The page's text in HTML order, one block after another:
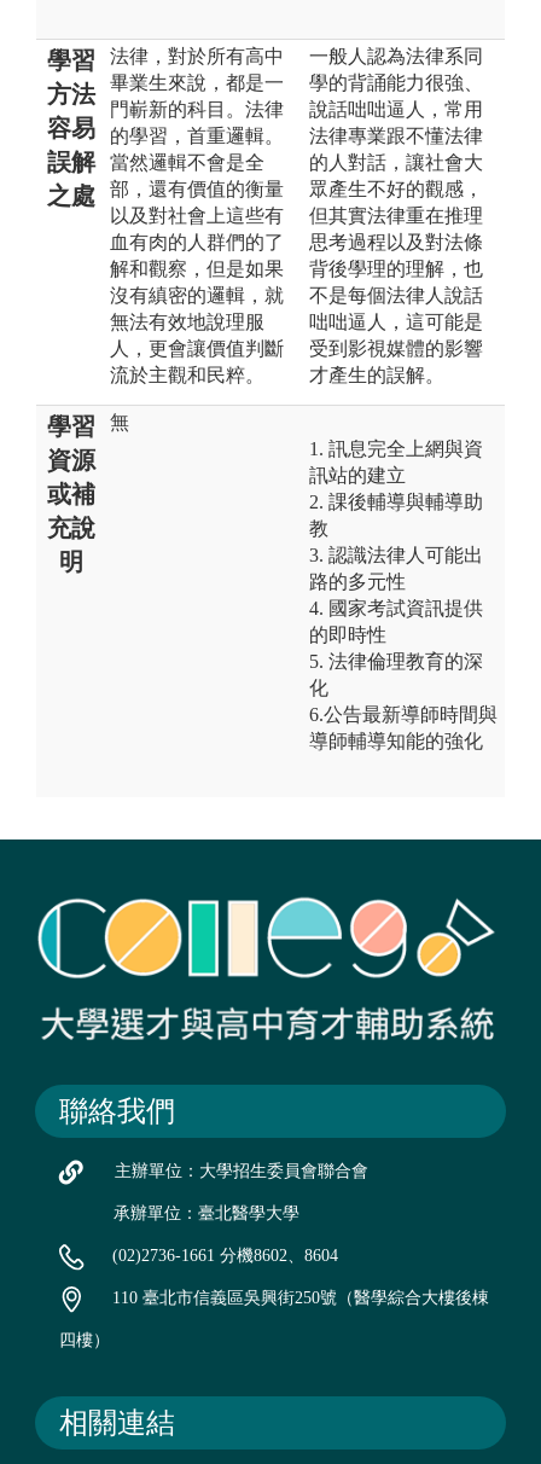
學習
方法
容易
誤解
之處
法律，對於所有高中
畢業生來說，都是一
門嶄新的科目。法律
的學習，首重邏輯。
當然邏輯不會是全
部，還有價值的衡量
以及對社會上這些有
血有肉的人群們的了
解和觀察，但是如果
沒有縝密的邏輯，就
無法有效地說理服
人，更會讓價值判斷
流於主觀和民粹。
一般人認為法律系同
學的背誦能力很強、
說話咄咄逼人，常用
法律專業跟不懂法律
的人對話，讓社會大
眾產生不好的觀感，
但其實法律重在推理
思考過程以及對法條
背後學理的理解，也
不是每個法律人說話
咄咄逼人，這可能是
受到影視媒體的影響
才產生的誤解。
學習
資源
或補
充說
明
無
1. 訊息完全上網與資
訊站的建立
2. 課後輔導與輔導助
教
3. 認識法律人可能出
路的多元性
4. 國家考試資訊提供
的即時性
5. 法律倫理教育的深
化
6.公告最新導師時間與
導師輔導知能的強化
聯絡我們
主辦單位：大學招生委員會聯合會
承辦單位：臺北醫學大學
(02)2736-1661 分機8602、8604
110 臺北市信義區吳興街250號（醫學綜合大樓後棟
四樓）
相關連結